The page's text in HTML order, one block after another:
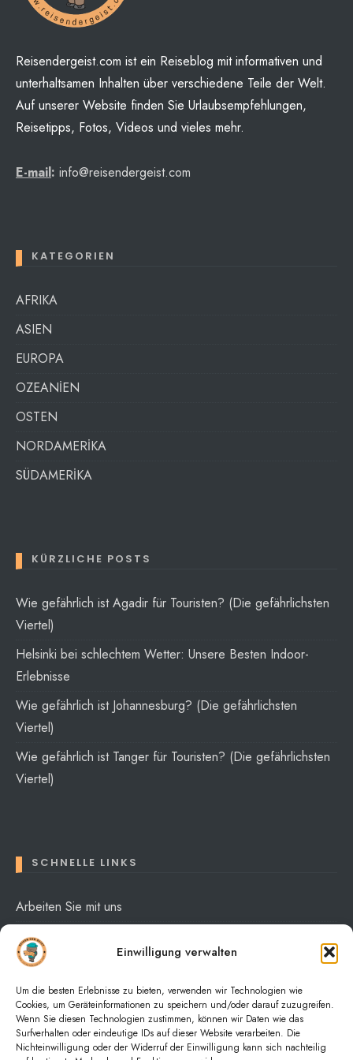
Einwilligung verwalten
Um die besten Erlebnisse zu bieten, verwenden wir Technologien wie
Cookies, um Geräteinformationen zu speichern und/oder darauf zuzugreifen.
Wenn Sie diesen Technologien zustimmen, können wir Daten wie das
Surfverhalten oder eindeutige IDs auf dieser Website verarbeiten. Die
Nichteinwilligung oder der Widerruf der Einwilligung kann sich nachteilig
Reisendergeist.com ist ein Reiseblog mit informativen und
unterhaltsamen Inhalten über verschiedene Teile der Welt.
Auf unserer Website finden Sie Urlaubsempfehlungen,
Reisetipps, Fotos, Videos und vieles mehr.
E-mail: info@reisendergeist.com
KATEGORIEN
AFRIKA
ASIEN
EUROPA
OZEANİEN
OSTEN
NORDAMERİKA
SÜDAMERİKA
KÜRZLICHE POSTS
Wie gefährlich ist Agadir für Touristen? (Die gefährlichsten
Viertel)
Helsinki bei schlechtem Wetter: Unsere Besten Indoor-
Erlebnisse
Wie gefährlich ist Johannesburg? (Die gefährlichsten
Viertel)
Wie gefährlich ist Tanger für Touristen? (Die gefährlichsten
Viertel)
SCHNELLE LINKS
Arbeiten Sie mit uns
Über mich
Datenschutzerklärung